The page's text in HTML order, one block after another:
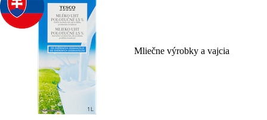
Mliečne výrobky a vajcia